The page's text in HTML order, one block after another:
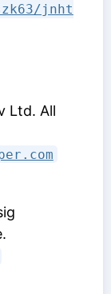
jnht
Ltd. All
.